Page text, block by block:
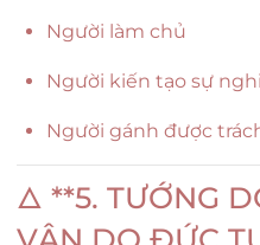
Người làm chủ
Người kiến tạo sự
Người gánh được
🜂 **5. TƯỚNG